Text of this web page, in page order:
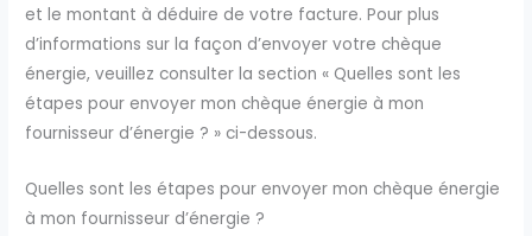
et le montant à déduire de votre facture. Pour plus
d’informations sur la façon d’envoyer votre chèque
énergie, veuillez consulter la section « Quelles sont les
étapes pour envoyer mon chèque énergie à mon
fournisseur d’énergie ? » ci-dessous.
Quelles sont les étapes pour envoyer mon chèque énergie
à mon fournisseur d’énergie ?